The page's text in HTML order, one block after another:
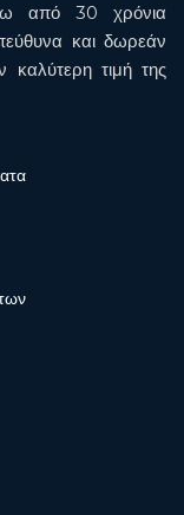
από 30 χρόνια
και δωρεάν
τιμή της